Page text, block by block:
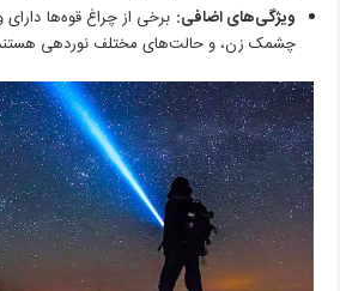
ویژگی‌های اضافی: برخی از چراغ قوه‌ها
چشمک زن، و حالت‌های مختلف نوردهی